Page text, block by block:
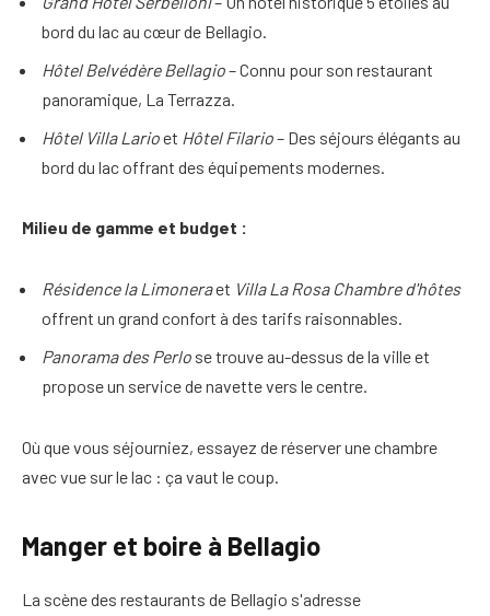
bord du lac au cœur de Bellagio.
Hôtel Belvédère Bellagio– Connu pour son restaurant
panoramique, La Terrazza.
Hôtel Villa Larioet Hôtel Filario– Des séjours élégants au
bord du lac offrant des équipements modernes.
Milieu de gamme et budget :
Résidence la Limoneraet Villa La Rosa Chambre d'hôtes
offrent un grand confort à des tarifs raisonnables.
Panorama des Perlo se trouve au-dessus de la ville et
propose un service de navette vers le centre.
Où que vous séjourniez, essayez de réserver une chambre
avec vue sur le lac : ça vaut le coup.
Manger et boire à Bellagio
La scène des restaurants de Bellagio s'adresse